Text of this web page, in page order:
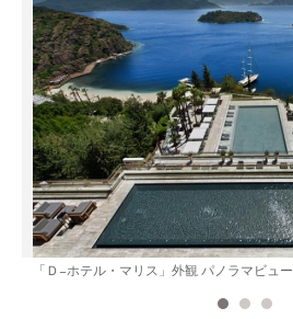
「Ｄ−ホテル・マリス」外観 パノラマビュー